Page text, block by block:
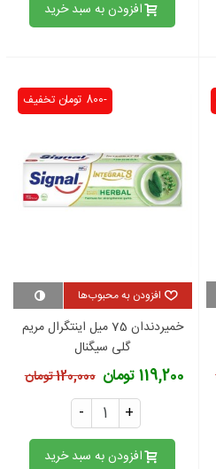
افزودن به سبد خرید
تخفیف -800 تومان
افزودن به محبوب‌ها
خمیردندان 75 میل اینتگرال مریم
گلی سیگنال
119,200 تومان 120,000 تومان
- +
افزودن به سبد خرید